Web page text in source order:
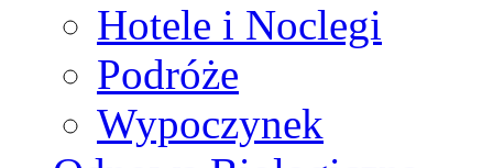
Hotele i Noclegi
Podróże
Wypoczynek